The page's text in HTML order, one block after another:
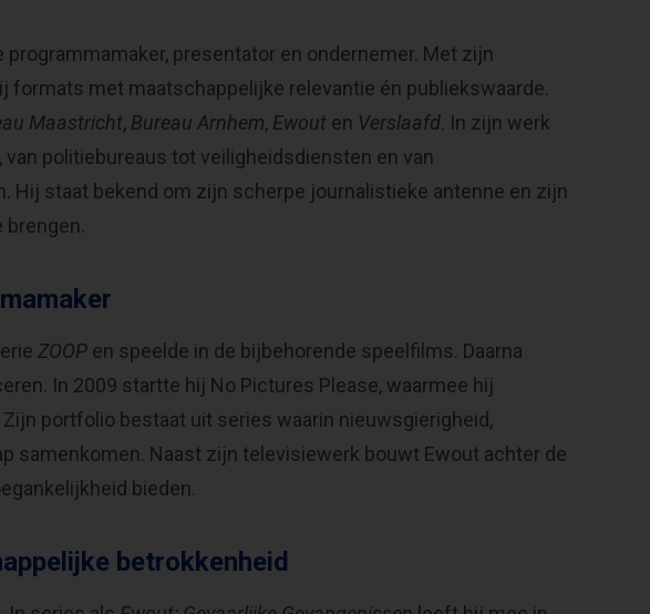
presentator en ondernemer. Met zijn
met maatschappelijke relevantie én publiekswaarde.
Maastricht, Bureau Arnhem, Ewout en Verslaafd. In zijn werk
politiebureaus tot veiligheidsdiensten en van
Hij staat bekend om zijn scherpe journalistieke antenne en zijn
brengen.
ZOOP en speelde in de bijbehorende speelfilms. Daarna
In 2009 startte hij No Pictures Please, waarmee hij
portfolio bestaat uit series waarin nieuwsgierigheid,
samenkomen. Naast zijn televisiewerk bouwt Ewout achter de
bieden.
betrokkenheid